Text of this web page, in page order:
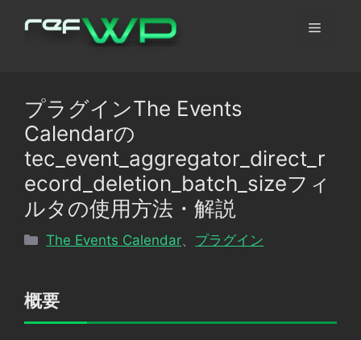
メ
プラグインThe Events
Calendarの
tec_event_aggregator_direct_r
ecord_deletion_batch_sizeフィ
ルタの使用方法・解説
カ
リ
The Events Calendar プラグイン
概要